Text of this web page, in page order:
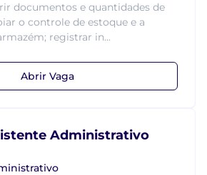
documentos e quantidades de
o controle de estoque e a
registrar in...
Abrir Vaga
Administrativo